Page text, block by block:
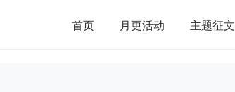
首页 月更活动 主题征文